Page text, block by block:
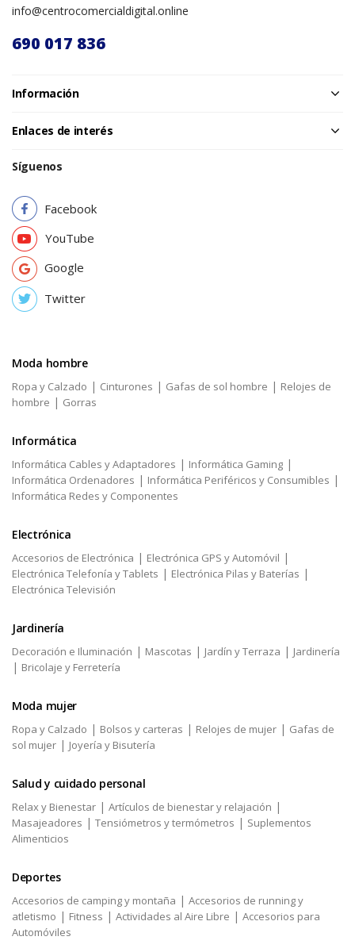
info@centrocomercialdigital.online
690 017 836
Información
Enlaces de interés
Síguenos
Facebook
YouTube
Google
Twitter
Moda hombre
Ropa y Calzado | Cinturones | Gafas de sol hombre | Relojes de
hombre | Gorras
Informática
Informática Cables y Adaptadores | Informática Gaming |
Informática Ordenadores | Informática Periféricos y Consumibles |
Informática Redes y Componentes
Electrónica
Accesorios de Electrónica | Electrónica GPS y Automóvil |
Electrónica Telefonía y Tablets | Electrónica Pilas y Baterías |
Electrónica Televisión
Jardinería
Decoración e Iluminación | Mascotas | Jardín y Terraza | Jardinería
| Bricolaje y Ferretería
Moda mujer
Ropa y Calzado | Bolsos y carteras | Relojes de mujer | Gafas de
sol mujer | Joyería y Bisutería
Salud y cuidado personal
Relax y Bienestar | Artículos de bienestar y relajación |
Masajeadores | Tensiómetros y termómetros | Suplementos
Alimenticios
Deportes
Accesorios de camping y montaña | Accesorios de running y
atletismo | Fitness | Actividades al Aire Libre | Accesorios para
Automóviles